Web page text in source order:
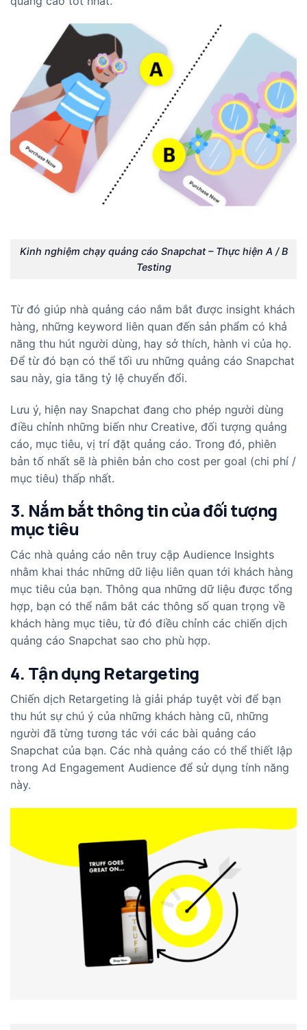
Kinh nghiệm chạy quảng cáo Snapchat – Thực hiện A / B
Testing
Từ đó giúp nhà quảng cáo nắm bắt được insight khách
hàng, những keyword liên quan đến sản phẩm có khả
năng thu hút người dùng, hay sở thích, hành vi của họ.
Để từ đó bạn có thể tối ưu những quảng cáo Snapchat
sau này, gia tăng tỷ lệ chuyển đổi.
Lưu ý, hiện nay Snapchat đang cho phép người dùng
điều chỉnh những biến như Creative, đối tượng quảng
cáo, mục tiêu, vị trí đặt quảng cáo. Trong đó, phiên
bản tố nhất sẽ là phiên bản cho cost per goal (chi phí /
mục tiêu) thấp nhất.
3. Nắm bắt thông tin của đối tượng
mục tiêu
Các nhà quảng cáo nên truy cập Audience Insights
nhằm khai thác những dữ liệu liên quan tới khách hàng
mục tiêu của bạn. Thông qua những dữ liệu được tổng
hợp, bạn có thể nắm bắt các thông số quan trọng về
khách hàng mục tiêu, từ đó điều chỉnh các chiến dịch
quảng cáo Snapchat sao cho phù hợp.
4. Tận dụng Retargeting
Chiến dịch Retargeting là giải pháp tuyệt vời để bạn
thu hút sự chú ý của những khách hàng cũ, những
người đã từng tương tác với các bài quảng cáo
Snapchat của bạn. Các nhà quảng cáo có thể thiết lập
trong Ad Engagement Audience để sử dụng tính năng
này.